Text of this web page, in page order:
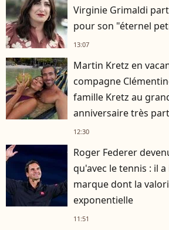
Virginie Grimaldi
pour son "éternel
13:07
Martin Kretz en
compagne
famille Kretz au
anniversaire très
12:30
Roger Federer
qu'avec le tennis : il
marque dont la
exponentielle
11:51